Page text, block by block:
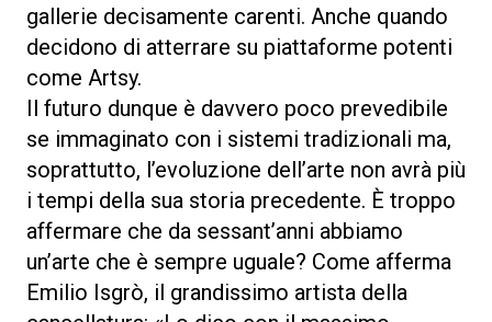
gallerie decisamente carenti. Anche quando
decidono di atterrare su piattaforme potenti
come Artsy.
Il futuro dunque è davvero poco prevedibile
se immaginato con i sistemi tradizionali ma,
soprattutto, l’evoluzione dell’arte non avrà più
i tempi della sua storia precedente. È troppo
affermare che da sessant’anni abbiamo
un’arte che è sempre uguale? Come afferma
Emilio Isgrò, il grandissimo artista della